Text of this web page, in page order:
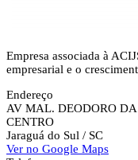
Empresa associada à
empresarial e o
Endereço
AV MAL. DEODORO DA
CENTRO
Jaraguá do Sul / SC
Ver no Google Maps